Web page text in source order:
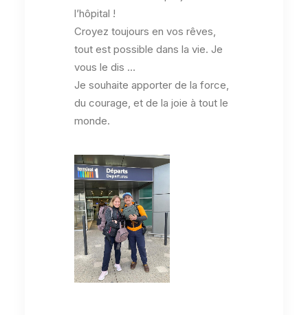
l’hôpital !
Croyez toujours en vos rêves,
tout est possible dans la vie. Je
vous le dis …
Je souhaite apporter de la force,
du courage, et de la joie à tout le
monde.